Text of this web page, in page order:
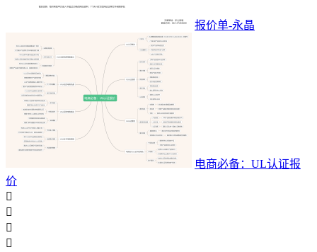
报价单-永晶
电商必备：UL认证报
价



